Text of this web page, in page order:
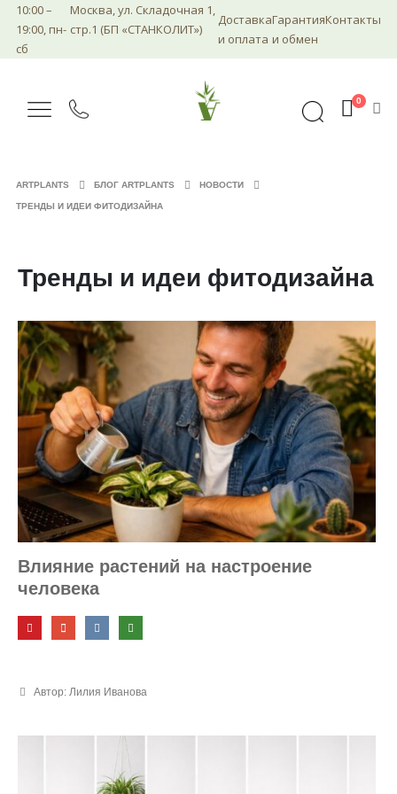
10:00 –
19:00, пн-
сб
Москва, ул. Складочная 1,
стр.1 (БП «СТАНКОЛИТ»)
Доставка
и оплата
Гарантия
и обмен
Контакты
0
ARTPLANTS БЛОГ ARTPLANTS НОВОСТИ
ТРЕНДЫ И ИДЕИ ФИТОДИЗАЙНА
Тренды и идеи фитодизайна
Влияние растений на настроение
человека
Автор: Лилия Иванова